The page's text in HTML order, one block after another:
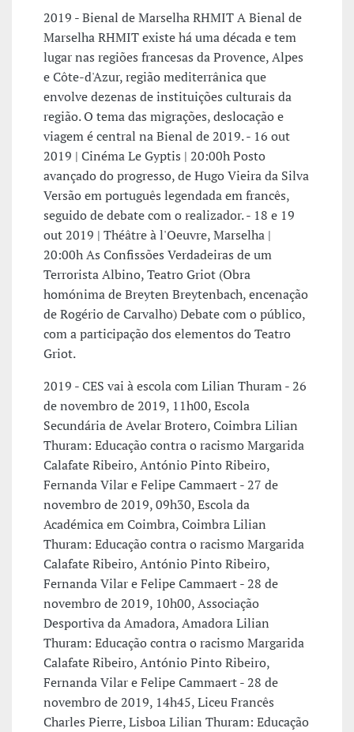
2019 - Bienal de Marselha RHMIT A Bienal de
Marselha RHMIT existe há uma década e tem
lugar nas regiões francesas da Provence, Alpes
e Côte-d'Azur, região mediterrânica que
envolve dezenas de instituições culturais da
região. O tema das migrações, deslocação e
viagem é central na Bienal de 2019. - 16 out
2019 | Cinéma Le Gyptis | 20:00h Posto
avançado do progresso, de Hugo Vieira da Silva
Versão em português legendada em francês,
seguido de debate com o realizador. - 18 e 19
out 2019 | Théâtre à l'Oeuvre, Marselha |
20:00h As Confissões Verdadeiras de um
Terrorista Albino, Teatro Griot (Obra
homónima de Breyten Breytenbach, encenação
de Rogério de Carvalho) Debate com o público,
com a participação dos elementos do Teatro
Griot.
2019 - CES vai à escola com Lilian Thuram - 26
de novembro de 2019, 11h00, Escola
Secundária de Avelar Brotero, Coimbra Lilian
Thuram: Educação contra o racismo Margarida
Calafate Ribeiro, António Pinto Ribeiro,
Fernanda Vilar e Felipe Cammaert - 27 de
novembro de 2019, 09h30, Escola da
Académica em Coimbra, Coimbra Lilian
Thuram: Educação contra o racismo Margarida
Calafate Ribeiro, António Pinto Ribeiro,
Fernanda Vilar e Felipe Cammaert - 28 de
novembro de 2019, 10h00, Associação
Desportiva da Amadora, Amadora Lilian
Thuram: Educação contra o racismo Margarida
Calafate Ribeiro, António Pinto Ribeiro,
Fernanda Vilar e Felipe Cammaert - 28 de
novembro de 2019, 14h45, Liceu Francês
Charles Pierre, Lisboa Lilian Thuram: Educação